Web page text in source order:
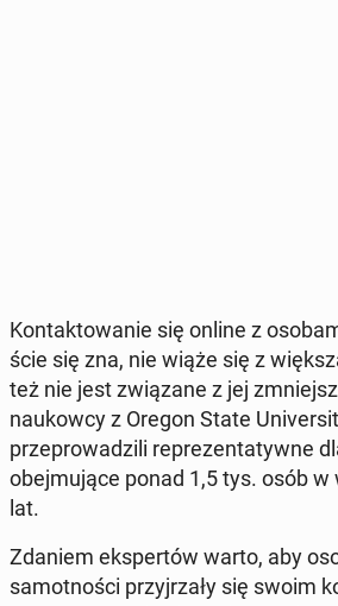
Kon­tak­to­wa­nie się online z
ście się zna, nie wiąże się z
też nie jest zwią­za­ne z jej
na­ukow­cy z Oregon State
prze­pro­wa­dzi­li re­pre­zen­ta­tyw­ne
obej­mu­ją­ce ponad 1,5 tys. osób w
lat.
Zdaniem eks­per­tów warto, aby
sa­mot­no­ści przyj­rza­ły się swoim